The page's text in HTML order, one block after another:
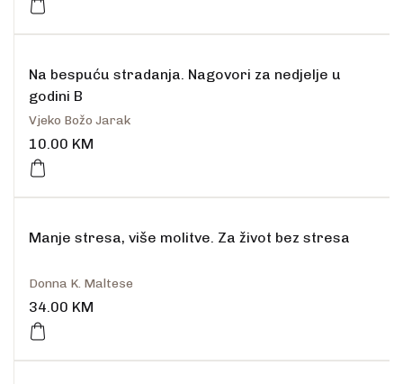
Na bespuću stradanja. Nagovori za nedjelje u
godini B
Vjeko Božo Jarak
10.00 KM
Manje stresa, više molitve. Za život bez stresa
Donna K. Maltese
34.00 KM